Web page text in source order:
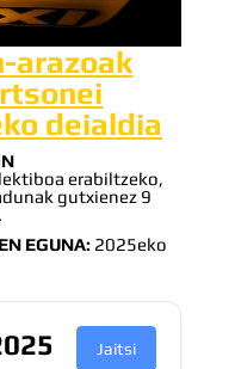
arazoak
deialdia
erabiltzeko,
gutxienez 9
EGUNA: 2025eko
Jaitsi